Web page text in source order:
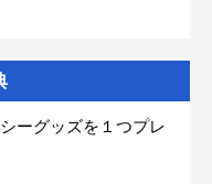
ーグッズを１つプレ